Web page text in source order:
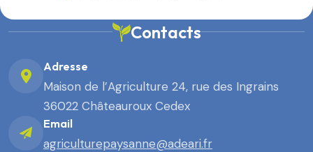
Contacts
Adresse
Maison de l’Agriculture 24, rue des Ingrains
36022 Châteauroux Cedex
Email
agriculturepaysanne@adeari.fr